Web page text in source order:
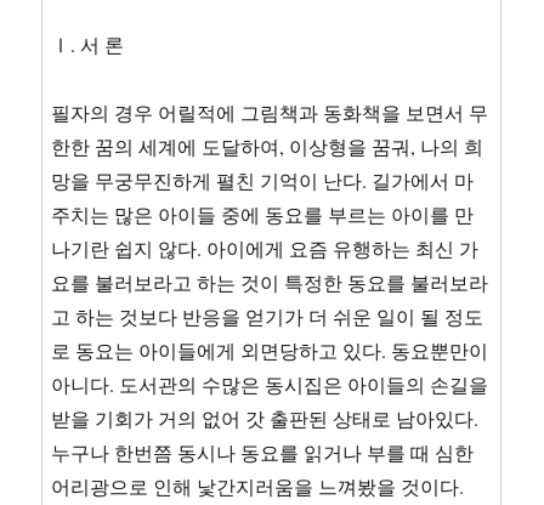
Ⅰ. 서 론
필자의 경우 어릴적에 그림책과 동화책을 보면서 무
한한 꿈의 세계에 도달하여, 이상형을 꿈궈, 나의 희
망을 무궁무진하게 펼친 기억이 난다. 길가에서 마
주치는 많은 아이들 중에 동요를 부르는 아이를 만
나기란 쉽지 않다. 아이에게 요즘 유행하는 최신 가
요를 불러보라고 하는 것이 특정한 동요를 불러보라
고 하는 것보다 반응을 얻기가 더 쉬운 일이 될 정도
로 동요는 아이들에게 외면당하고 있다. 동요뿐만이
아니다. 도서관의 수많은 동시집은 아이들의 손길을
받을 기회가 거의 없어 갓 출판된 상태로 남아있다.
누구나 한번쯤 동시나 동요를 읽거나 부를 때 심한
어리광으로 인해 낯간지러움을 느껴봤을 것이다.